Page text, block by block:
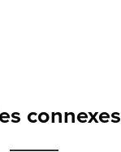
connexes